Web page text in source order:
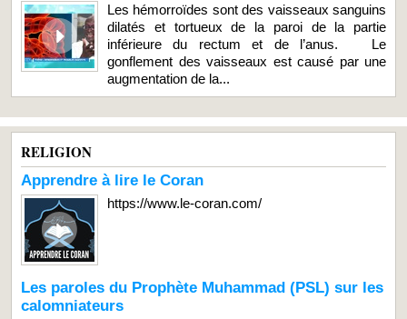
Les hémorroïdes sont des vaisseaux sanguins
dilatés et tortueux de la paroi de la partie
inférieure du rectum et de l’anus. Le
gonflement des vaisseaux est causé par une
augmentation de la...
RELIGION
Apprendre à lire le Coran
https://www.le-coran.com/
Les paroles du Prophète Muhammad (PSL) sur les
calomniateurs